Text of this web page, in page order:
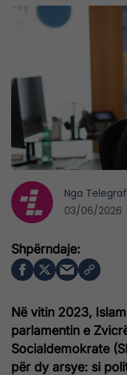
Në vitin 2023,
parlamentin e
Socialdemokrate
për dy arsye: si
Nga
03/06/2026